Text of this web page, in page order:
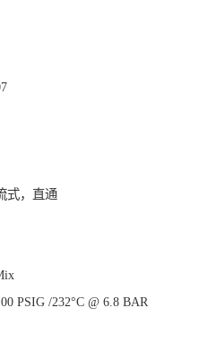
式，直通
PSIG /232°C @ 6.8 BAR